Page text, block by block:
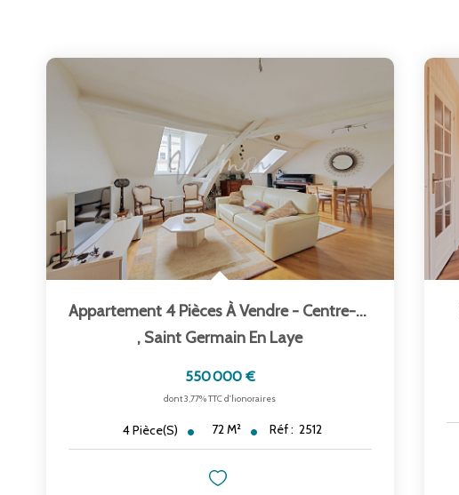
Appartement 4 Pièces À Vendre - Centre-Ville De...
, Saint Germain En Laye
550 000 €
dont 3,77% TTC d'honoraires
4Pièce(s) 72M² Réf : 2512